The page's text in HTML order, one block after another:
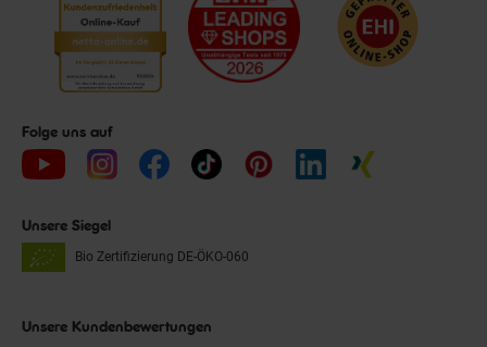
Folge uns auf
Unsere Siegel
Bio Zertifizierung DE-ÖKO-060
Unsere Kundenbewertungen